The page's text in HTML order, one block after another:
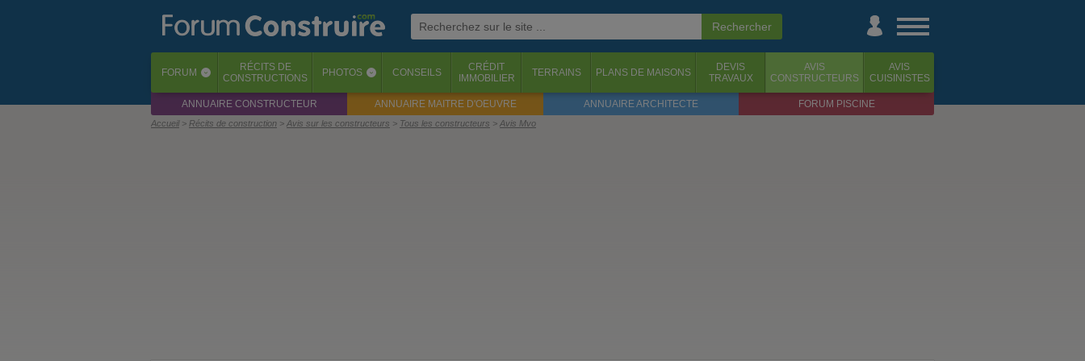
FORUM ‹ RÉCITS DE
CONSTRUCTIONS
PHOTOS ‹ CONSEILS
CRÉDIT
IMMOBILIER
TERRAINS PLANS DE MAISONS
DEVIS
TRAVAUX
AVIS
CONSTRUCTEURS
AVIS
CUISINISTES
ANNUAIRE CONSTRUCTEUR ANNUAIRE MAITRE D'OEUVRE ANNUAIRE ARCHITECTE FORUM PISCINE
Accueil Récits de construction Avis sur les constructeurs Tous les constructeurs Avis Mvo